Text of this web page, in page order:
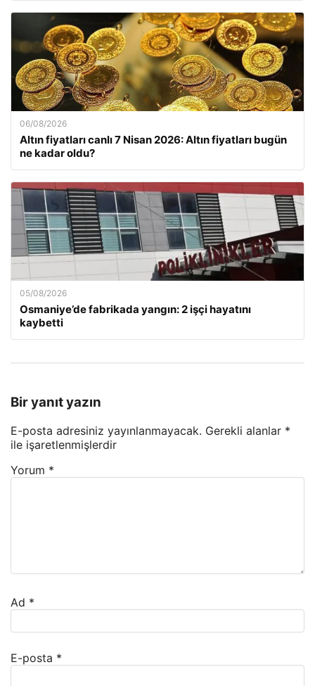
06/08/2026
Altın fiyatları canlı 7 Nisan 2026: Altın fiyatları bugün
ne kadar oldu?
05/08/2026
Osmaniye’de fabrikada yangın: 2 işçi hayatını
kaybetti
Bir yanıt yazın
E-posta adresiniz yayınlanmayacak. Gerekli alanlar *
ile işaretlenmişlerdir
Yorum *
Ad *
E-posta *